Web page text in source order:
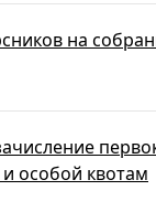
на
особой квотам